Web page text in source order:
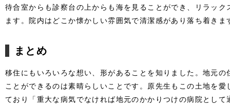
待合室からも診察台の上からも海を見ることができ、リラッ
ます。院内はどこか懐かしい雰囲気で清潔感があり落ち着きま
まとめ
移住にもいろいろな想い、形があることを知りました。地元
ことができるのは素晴らしいことです。原先生もこの土地を
ており「重大な病気でなければ地元のかかりつけの病院とし